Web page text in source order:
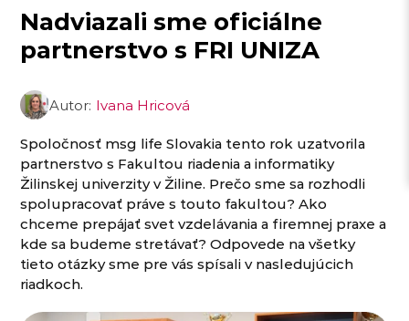
Nadviazali sme oficiálne
partnerstvo s FRI UNIZA
Autor: Ivana Hricová
Spoločnosť msg life Slovakia tento rok uzatvorila
partnerstvo s Fakultou riadenia a informatiky
Žilinskej univerzity v Žiline. Prečo sme sa rozhodli
spolupracovať práve s touto fakultou? Ako
chceme prepájať svet vzdelávania a firemnej praxe a
kde sa budeme stretávať? Odpovede na všetky
tieto otázky sme pre vás spísali v nasledujúcich
riadkoch.